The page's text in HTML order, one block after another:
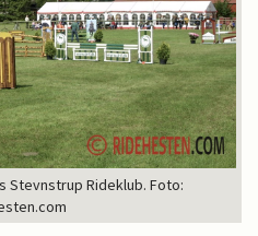
Rideklub. Foto: